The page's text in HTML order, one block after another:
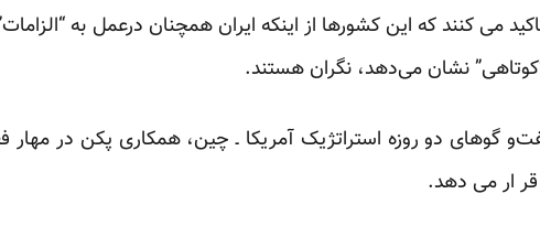
می کنند که این کشورها از اینکه ایران همچنان درعمل به
نشان می‌دهد، نگران هستند.
گو‌های دو روزه استراتژیک آمریکا ـ چین، همکاری پکن در
ار می دهد.